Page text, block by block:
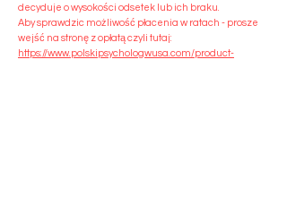
decyduje o wysokości odsetek lub ich braku.
Aby sprawdzic możliwość płacenia w ratach - prosze
wejść na stronę z opłatą czyli tutaj:
https://www.polskipsychologwusa.com/product-